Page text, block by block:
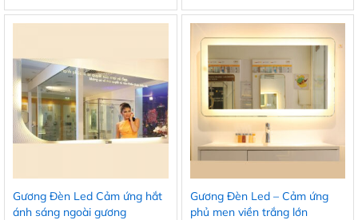
Gương Đèn Led Cảm ứng hắt
ánh sáng ngoài gương
Gương Đèn Led – Cảm ứng
phủ men viền trắng lớn